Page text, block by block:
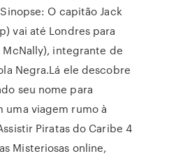
O capitão Jack
vai até Londres para
integrante de
Negra.Lá ele descobre
seu nome para
uma viagem rumo à
Piratas do Caribe 4
Misteriosas online,